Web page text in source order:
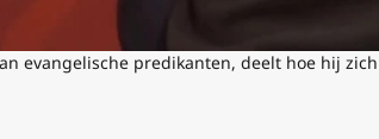
evangelische predikanten, deelt hoe hij